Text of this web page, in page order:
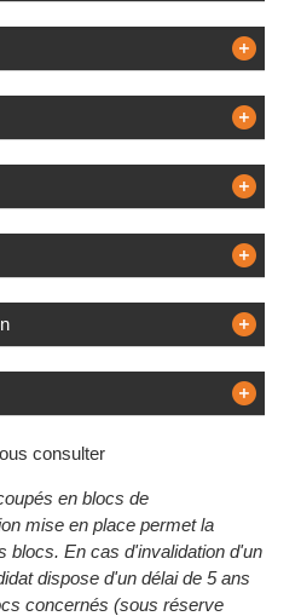
consulter
en blocs de
mise en place permet la
blocs. En cas d'invalidation d'un
dispose d'un délai de 5 ans
concernés (sous réserve